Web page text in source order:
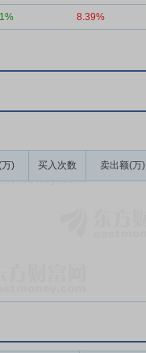
8.39%
) 买入次数 卖出额(万)